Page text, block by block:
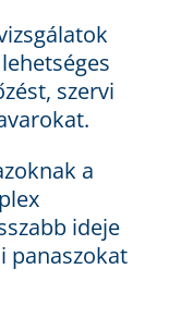
szervi
a
ideje
panaszokat